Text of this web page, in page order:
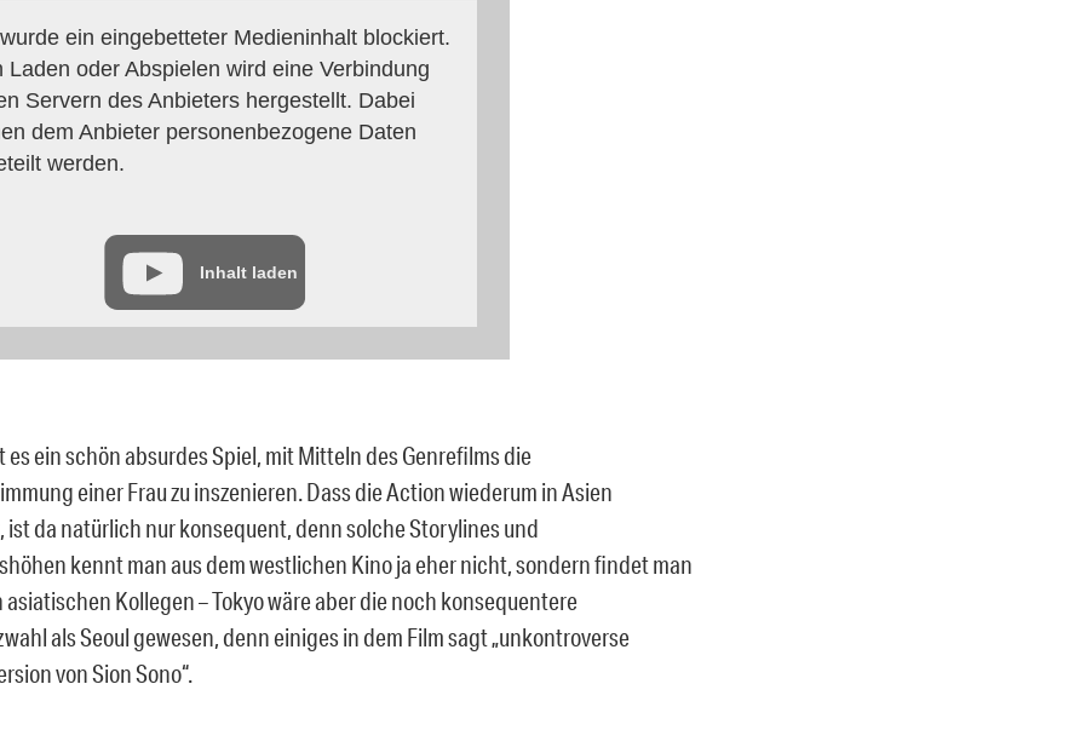
ein eingebetteter Medieninhalt blockiert.
Laden oder Abspielen wird eine Verbindung
Servern des Anbieters hergestellt. Dabei
dem Anbieter personenbezogene Daten
werden.
Inhalt laden
es ein schön absurdes Spiel, mit Mitteln des Genrefilms die
einer Frau zu inszenieren. Dass die Action wiederum in Asien
da natürlich nur konsequent, denn solche Storylines und
kennt man aus dem westlichen Kino ja eher nicht, sondern findet man
asiatischen Kollegen – Tokyo wäre aber die noch konsequentere
als Seoul gewesen, denn einiges in dem Film sagt „unkontroverse
von Sion Sono“.